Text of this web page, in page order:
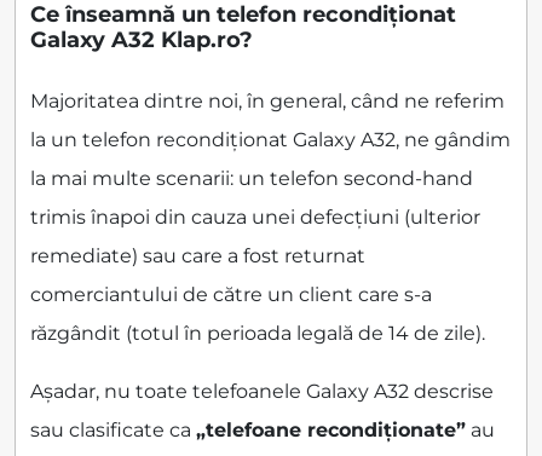
Ce înseamnă un telefon recondiționat
Galaxy A32 Klap.ro?
Majoritatea dintre noi, în general, când ne referim
la un telefon recondiționat Galaxy A32, ne gândim
la mai multe scenarii: un telefon second-hand
trimis înapoi din cauza unei defecțiuni (ulterior
remediate) sau care a fost returnat
comerciantului de către un client care s-a
răzgândit (totul în perioada legală de 14 de zile).
Așadar, nu toate telefoanele Galaxy A32 descrise
sau clasificate ca „telefoane recondiționate” au